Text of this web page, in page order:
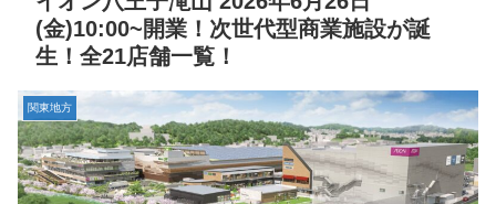
(金)10:00~開業！次世代型商業施設が誕
生！全21店舗一覧！
関東地方